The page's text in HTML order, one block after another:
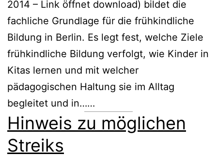
2014 – Link öffnet download) bildet die
fachliche Grundlage für die frühkindliche
Bildung in Berlin. Es legt fest, welche Ziele
frühkindliche Bildung verfolgt, wie Kinder in
Kitas lernen und mit welcher
pädagogischen Haltung sie im Alltag
begleitet und in……
Hinweis zu möglichen
Streiks